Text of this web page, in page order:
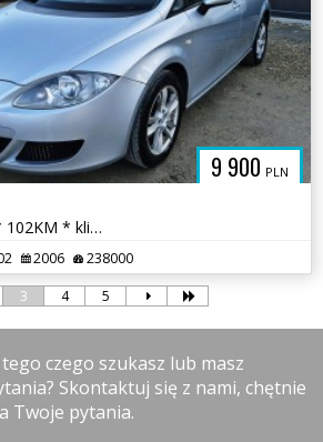
9 900 PLN
BENZYNA * 1.6 mpi * 102KM * klimatyzacja * SUPER * okazja * polecamy
2006 238000
3 4 5
tego czego szukasz lub masz
Skontaktuj się z nami, chętnie
Twoje pytania.